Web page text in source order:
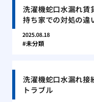
洗濯機蛇口水漏れ賃
持ち家での対処の違
2025.08.18
未分類
洗濯機蛇口水漏れ接
トラブル